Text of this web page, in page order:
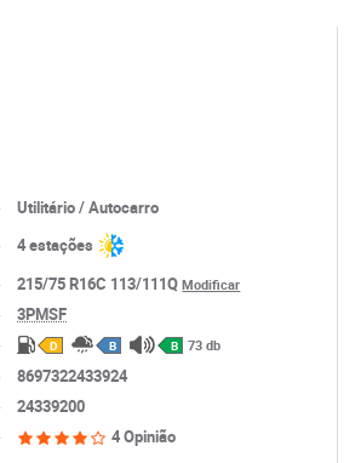
Utilitário / Autocarro
4 estações
215/75 R16C 113/111QModificar
3PMSF
D B B 73 db
8697322433924
24339200
4 Opinião